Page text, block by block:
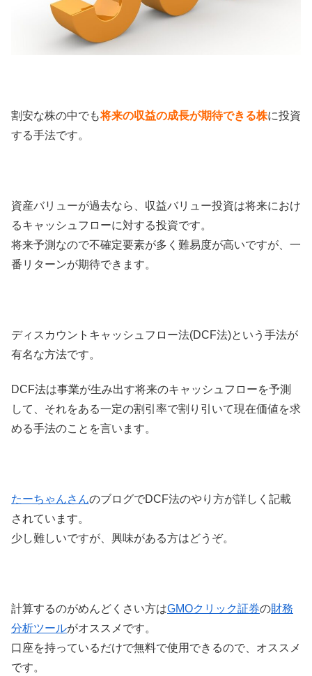
割安な株の中でも将来の収益の成長が期待できる株に投資
する手法です。
資産バリューが過去なら、収益バリュー投資は将来におけ
るキャッシュフローに対する投資です。
将来予測なので不確定要素が多く難易度が高いですが、一
番リターンが期待できます。
ディスカウントキャッシュフロー法(DCF法)という手法が
有名な方法です。
DCF法は事業が生み出す将来のキャッシュフローを予測
して、それをある一定の割引率で割り引いて現在価値を求
める手法のことを言います。
たーちゃんさんのブログでDCF法のやり方が詳しく記載
されています。
少し難しいですが、興味がある方はどうぞ。
計算するのがめんどくさい方はGMOクリック証券の財務
分析ツールがオススメです。
口座を持っているだけで無料で使用できるので、オススメ
です。